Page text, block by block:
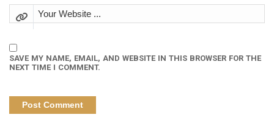
SAVE MY NAME, EMAIL, AND WEBSITE IN THIS BROWSER FOR THE
NEXT TIME I COMMENT.